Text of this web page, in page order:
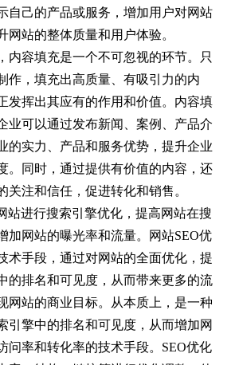
自己的产品或服务，增加用户对网站
网站的整体质量和用户体验。
容填充是一个不可忽视的环节。只
作，填充出高质量、有吸引力的内
发挥出其应有的作用和价值。内容填
业可以通过发布新闻、案例、产品介
的实力、产品和服务优势，提升企业
。同时，通过提供有价值的内容，还
关注和信任，促进转化和销售。
站进行搜索引擎优化，提高网站在搜
加网站的曝光率和流量。网站SEO优
术手段，通过对网站的全面优化，提
的排名和可见度，从而带来更多的流
网站的商业目标。从本质上，是一种
引擎中的排名和可见度，从而增加网
问率和转化率的技术手段。SEO优化